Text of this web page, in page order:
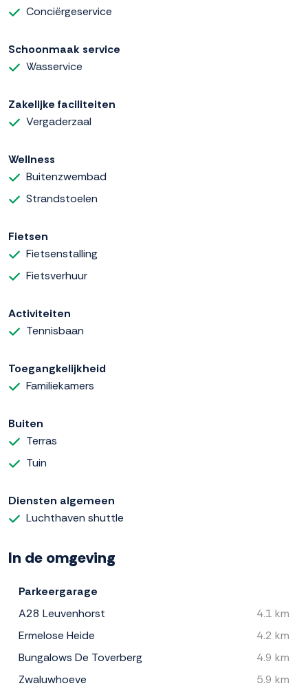
Conciërgeservice
Schoonmaak service
Wasservice
Zakelijke faciliteiten
Vergaderzaal
Wellness
Buitenzwembad
Strandstoelen
Fietsen
Fietsenstalling
Fietsverhuur
Activiteiten
Tennisbaan
Toegangkelijkheid
Familiekamers
Buiten
Terras
Tuin
Diensten algemeen
Luchthaven shuttle
In de omgeving
Parkeergarage
A28 Leuvenhorst
4.1 km
Ermelose Heide
4.2 km
Bungalows De Toverberg
4.9 km
Zwaluwhoeve
5.9 km